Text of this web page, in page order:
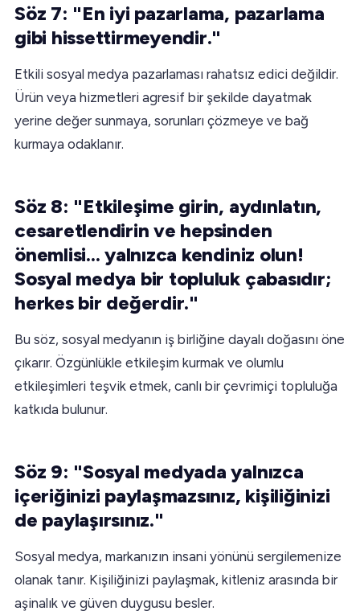
Söz 7: "En iyi pazarlama, pazarlama
gibi hissettirmeyendir."
Etkili sosyal medya pazarlaması rahatsız edici değildir.
Ürün veya hizmetleri agresif bir şekilde dayatmak
yerine değer sunmaya, sorunları çözmeye ve bağ
kurmaya odaklanır.
Söz 8: "Etkileşime girin, aydınlatın,
cesaretlendirin ve hepsinden
önemlisi... yalnızca kendiniz olun!
Sosyal medya bir topluluk çabasıdır;
herkes bir değerdir."
Bu söz, sosyal medyanın iş birliğine dayalı doğasını öne
çıkarır. Özgünlükle etkileşim kurmak ve olumlu
etkileşimleri teşvik etmek, canlı bir çevrimiçi topluluğa
katkıda bulunur.
Söz 9: "Sosyal medyada yalnızca
içeriğinizi paylaşmazsınız, kişiliğinizi
de paylaşırsınız."
Sosyal medya, markanızın insani yönünü sergilemenize
olanak tanır. Kişiliğinizi paylaşmak, kitleniz arasında bir
aşinalık ve güven duygusu besler.